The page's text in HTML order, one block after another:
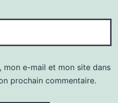
mon e-mail et mon site dans
prochain commentaire.